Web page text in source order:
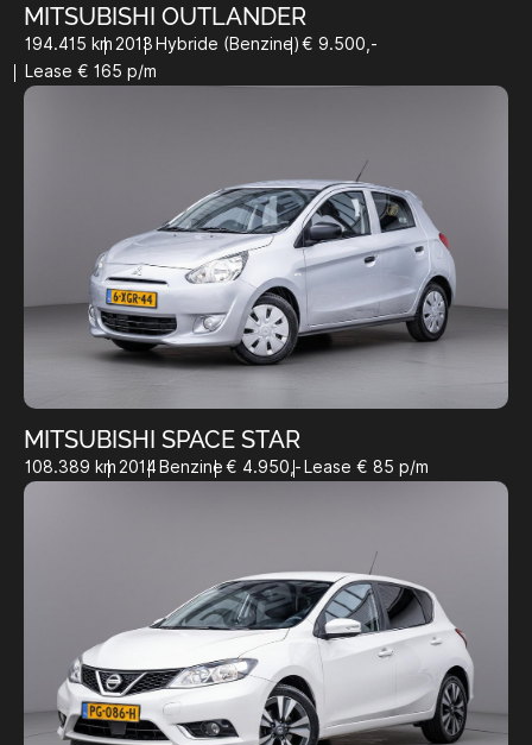
MITSUBISHI OUTLANDER
194.415 km 2013 Hybride (Benzine)€ 9.500,-
Lease € 165 p/m
MITSUBISHI SPACE STAR
108.389 km 2014 Benzine€ 4.950,- Lease € 85 p/m